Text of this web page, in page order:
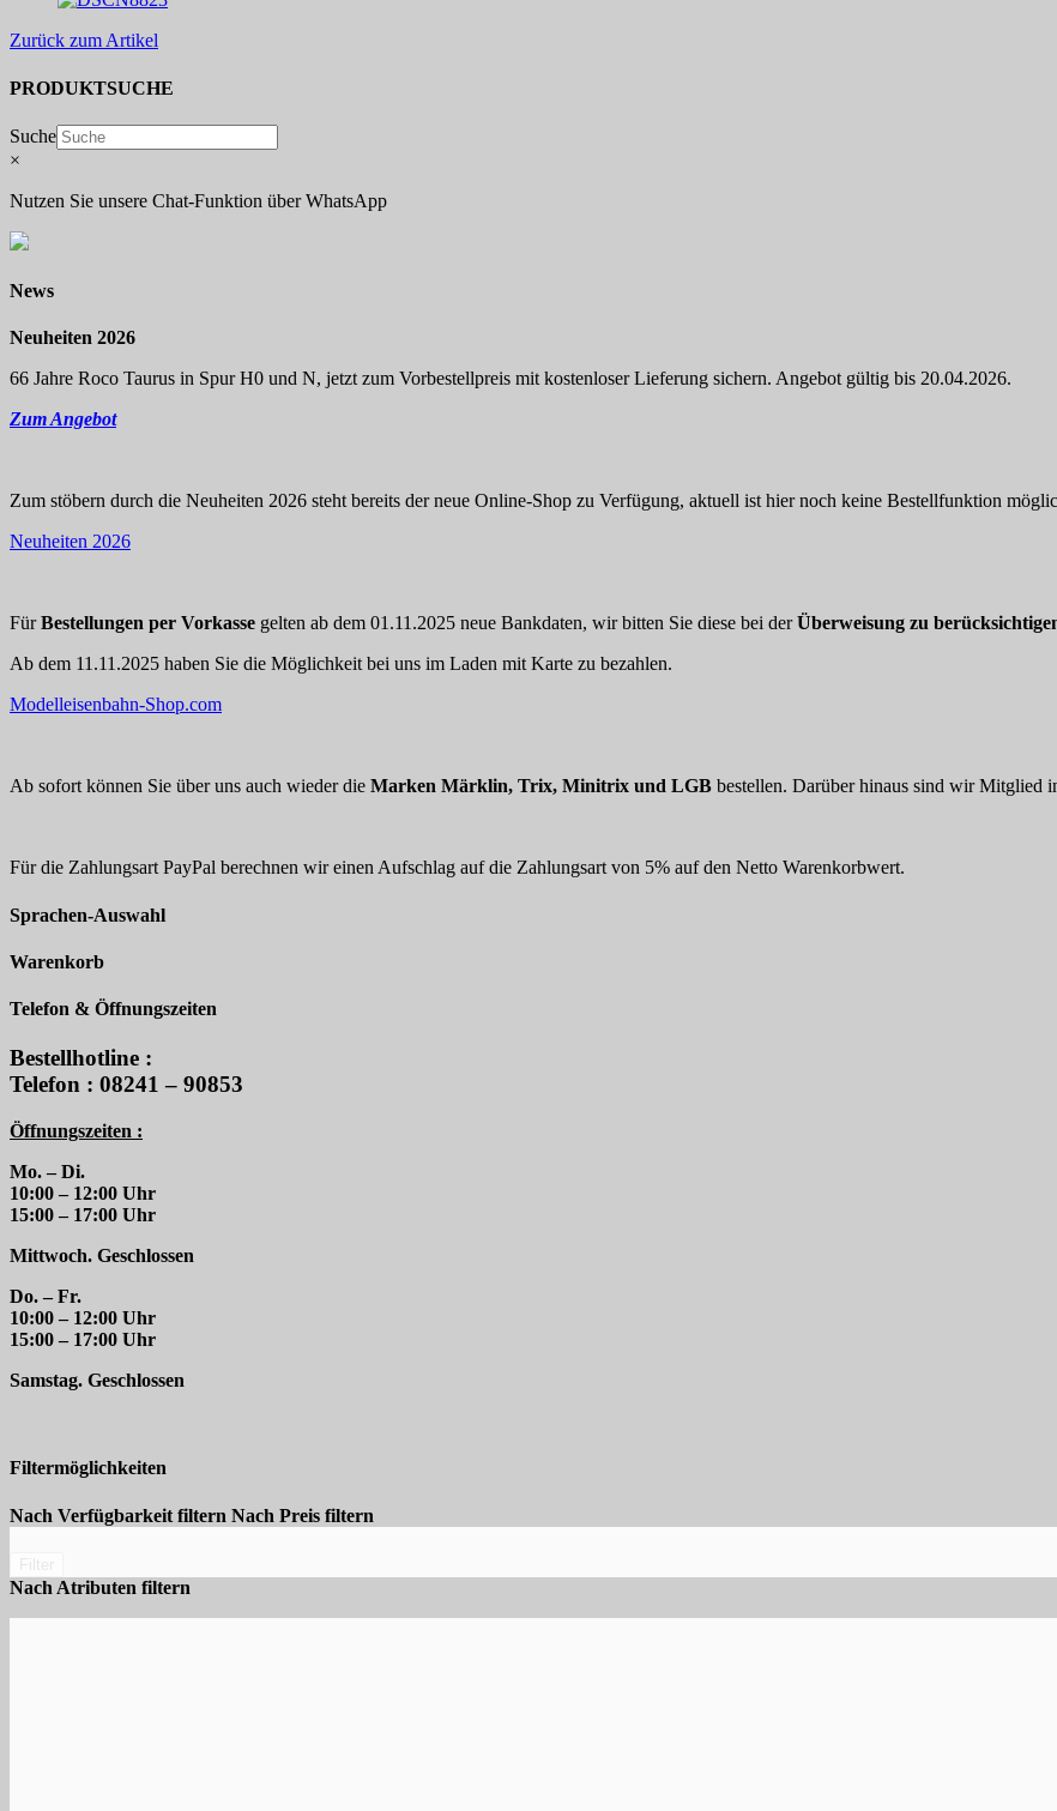
Zurück zum Artikel
PRODUKTSUCHE
Suche
×
Nutzen Sie unsere Chat-Funktion über WhatsApp
News
Neuheiten 2026
66 Jahre Roco Taurus in Spur H0 und N, jetzt zum Vorbestellpreis mit kostenloser Lieferung sichern. Angebot gültig bis 20.04.2026.
Zum Angebot
Zum stöbern durch die Neuheiten 2026 steht bereits der neue Online-Shop zu Verfügung, aktuell ist hier noch keine Bestellfunktion
Neuheiten 2026
FürBestellungen per Vorkasse gelten ab dem 01.11.2025 neue Bankdaten, wir bitten Sie diese bei derÜberweisung zu
Ab dem 11.11.2025 haben Sie die Möglichkeit bei uns im Laden mit Karte zu bezahlen.
Modelleisenbahn-Shop.com
Ab sofort können Sie über uns auch wieder die Marken Märklin, Trix, Minitrix und LGB bestellen. Darüber hinaus sind wir Mitglied
Für die Zahlungsart PayPal berechnen wir einen Aufschlag auf die Zahlungsart von 5% auf den Netto Warenkorbwert.
Sprachen-Auswahl
Warenkorb
Telefon & Öffnungszeiten
Bestellhotline :
Telefon : 08241 – 90853
Öffnungszeiten :
Mo. – Di.
10:00 – 12:00 Uhr
15:00 – 17:00 Uhr
Mittwoch. Geschlossen
Do. – Fr.
10:00 – 12:00 Uhr
15:00 – 17:00 Uhr
Samstag. Geschlossen
Filtermöglichkeiten
Nach Verfügbarkeit filtern Nach Preis filtern
Nach Atributen filtern